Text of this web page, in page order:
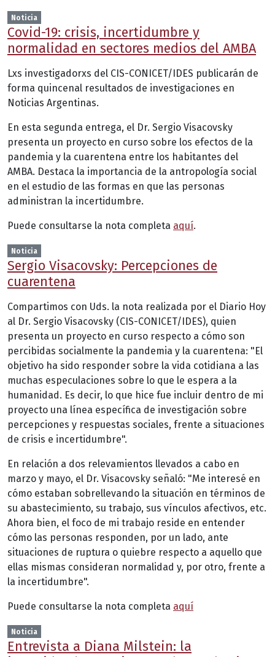
Noticia
Covid-19: crisis, incertidumbre y
normalidad en sectores medios del AMBA
Lxs investigadorxs del CIS-CONICET/IDES publicarán de
forma quincenal resultados de investigaciones en
Noticias Argentinas.
En esta segunda entrega, el Dr. Sergio Visacovsky
presenta un proyecto en curso sobre los efectos de la
pandemia y la cuarentena entre los habitantes del
AMBA. Destaca la importancia de la antropología social
en el estudio de las formas en que las personas
administran la incertidumbre.
Puede consultarse la nota completa aquí.
Noticia
Sergio Visacovsky: Percepciones de
cuarentena
Compartimos con Uds. la nota realizada por el Diario Hoy
al Dr. Sergio Visacovsky (CIS-CONICET/IDES), quien
presenta un proyecto en curso respecto a cómo son
percibidas socialmente la pandemia y la cuarentena: "El
objetivo ha sido responder sobre la vida cotidiana a las
muchas especulaciones sobre lo que le espera a la
humanidad. Es decir, lo que hice fue incluir dentro de mi
proyecto una línea específica de investigación sobre
percepciones y respuestas sociales, frente a situaciones
de crisis e incertidumbre".
En relación a dos relevamientos llevados a cabo en
marzo y mayo, el Dr. Visacovsky señaló: "Me interesé en
cómo estaban sobrellevando la situación en términos de
su abastecimiento, su trabajo, sus vínculos afectivos, etc.
Ahora bien, el foco de mi trabajo reside en entender
cómo las personas responden, por un lado, ante
situaciones de ruptura o quiebre respecto a aquello que
ellas mismas consideran normalidad y, por otro, frente a
la incertidumbre".
Puede consultarse la nota completa aquí
Noticia
Entrevista a Diana Milstein: la